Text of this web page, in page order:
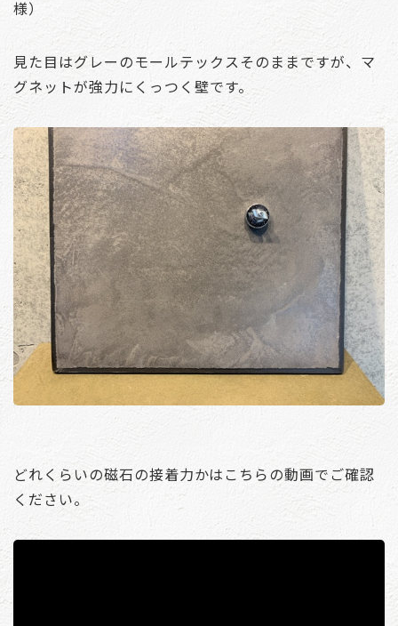
様）
見た目はグレーのモールテックスそのままですが、マ
グネットが強力にくっつく壁です。
どれくらいの磁石の接着力かはこちらの動画でご確認
ください。